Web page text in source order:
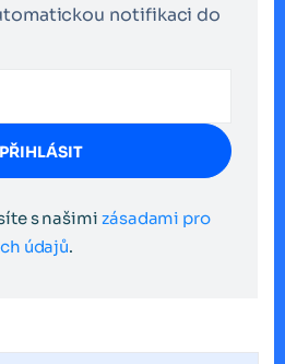
notifikaci do
PŘIHLÁSIT
s našimi zásadami pro
údajů.